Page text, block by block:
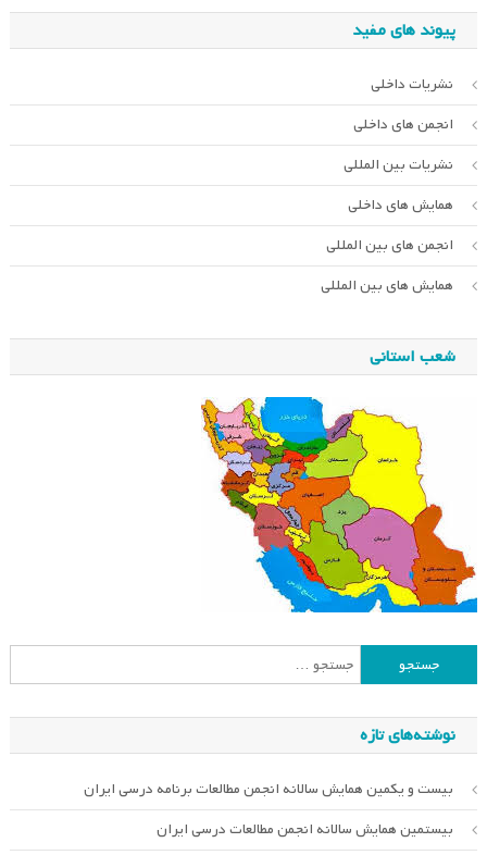
پیوند های مفید
نشریات داخلی
انجمن های داخلی
نشریات بین المللی
همایش های داخلی
انجمن های بین المللی
همایش های بین المللی
شعب استانی
برای:
نوشته‌های تازه
بیست و یکمین همایش سالانه انجمن مطالعات برنامه درسی ایران
بیستمین همایش سالانه انجمن مطالعات درسی ایران